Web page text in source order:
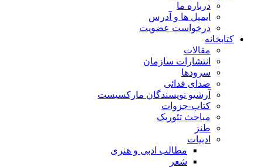
درباره ما
ایمیل ها و آدرس
درخواست عضویت
کتابخانه
مقالات
انتشارات سازمان
سرودها
صدای فدائی
آرشیو نویسندگان مارکسیست
کتاب-جزوات
مباحث تئوریک
طنز
ادبیات
مطالب ادبی و هنری
شعر